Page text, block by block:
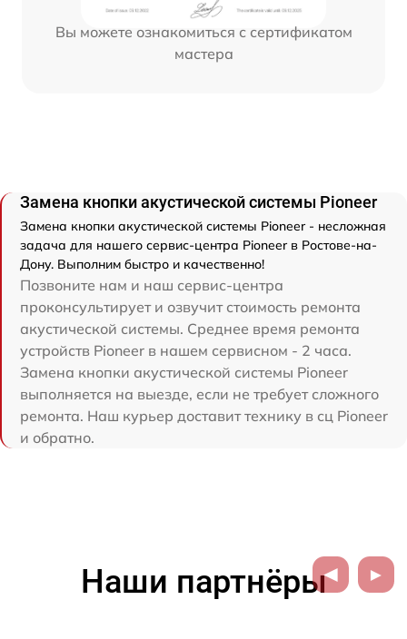
Вы можете ознакомиться с сертификатом
мастера
Замена кнопки акустической системы Pioneer
Замена кнопки акустической системы Pioneer - несложная
задача для нашего сервис-центра Pioneer в Ростове-на-
Дону. Выполним быстро и качественно!
Позвоните нам и наш сервис-центра
проконсультирует и озвучит стоимость ремонта
акустической системы. Среднее время ремонта
устройств Pioneer в нашем сервисном - 2 часа.
Замена кнопки акустической системы Pioneer
выполняется на выезде, если не требует сложного
ремонта. Наш курьер доставит технику в сц Pioneer
и обратно.
Наши партнёры